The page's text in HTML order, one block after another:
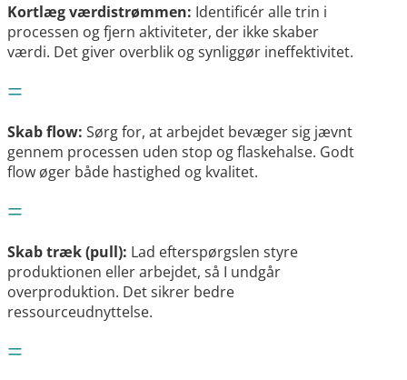
Kortlæg værdistrømmen: Identificér alle trin i
processen og fjern aktiviteter, der ikke skaber
værdi. Det giver overblik og synliggør ineffektivitet.
=
Skab flow: Sørg for, at arbejdet bevæger sig jævnt
gennem processen uden stop og flaskehalse. Godt
flow øger både hastighed og kvalitet.
=
Skab træk (pull): Lad efterspørgslen styre
produktionen eller arbejdet, så I undgår
overproduktion. Det sikrer bedre
ressourceudnyttelse.
=